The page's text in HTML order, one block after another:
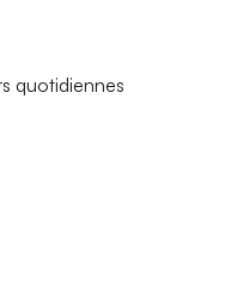
quotidiennes